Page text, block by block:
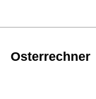
Osterrechner